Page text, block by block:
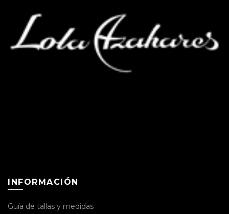
INFORMACIÓN
Guía de tallas y medidas